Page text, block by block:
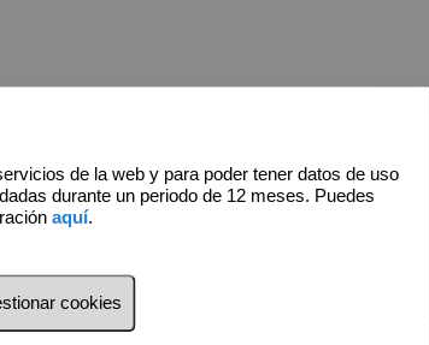
de la web y para poder tener datos de uso
durante un periodo de 12 meses. Puedes
aquí.
cookies